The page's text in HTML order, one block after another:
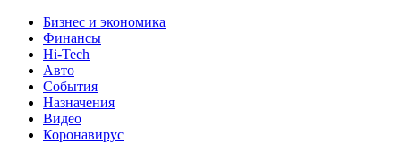
Бизнес и экономика
Финансы
Hi-Tech
Авто
События
Назначения
Видео
Коронавирус